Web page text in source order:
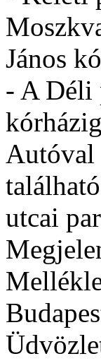
János
- A Déli
Autóval
utcai